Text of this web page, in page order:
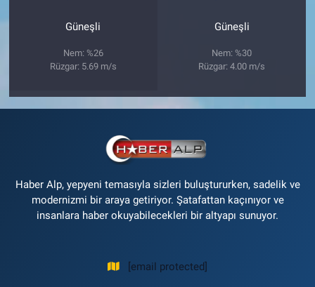
Güneşli
Nem: %26
Rüzgar: 5.69 m/s
Güneşli
Nem: %30
Rüzgar: 4.00 m/s
Haber Alp, yepyeni temasıyla sizleri buluştururken, sadelik ve
modernizmi bir araya getiriyor. Şatafattan kaçınıyor ve
insanlara haber okuyabilecekleri bir altyapı sunuyor.
[email protected]